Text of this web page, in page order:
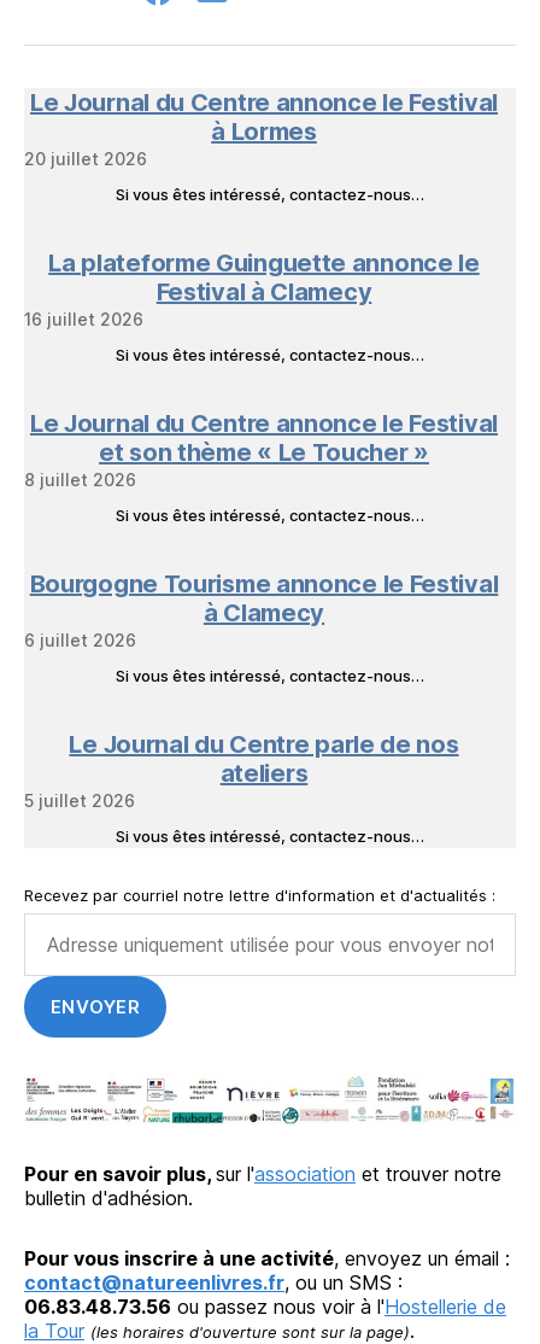
NeL
à
Livres
Le Journal du Centre annonce le Festival
à Lormes
20 juillet 2026
Si vous êtes intéressé, contactez-nous…
La plateforme Guinguette annonce le
Festival à Clamecy
16 juillet 2026
Si vous êtes intéressé, contactez-nous…
Le Journal du Centre annonce le Festival
et son thème « Le Toucher »
8 juillet 2026
Si vous êtes intéressé, contactez-nous…
Bourgogne Tourisme annonce le Festival
à Clamecy
6 juillet 2026
Si vous êtes intéressé, contactez-nous…
Le Journal du Centre parle de nos
ateliers
5 juillet 2026
Si vous êtes intéressé, contactez-nous…
Recevez par courriel notre lettre d'information et d'actualités :
Pour en savoir plus, sur l'association et trouver notre
bulletin d'adhésion.
Pour vous inscrire à une activité, envoyez un émail :
contact@natureenlivres.fr, ou un SMS :
06.83.48.73.56 ou passez nous voir à l'Hostellerie de
la Tour (les horaires d'ouverture sont sur la page).